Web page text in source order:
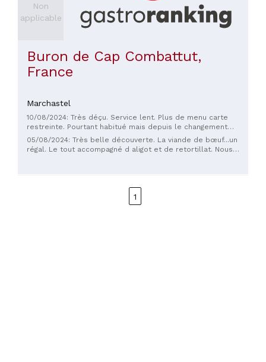
Non
applicable
Buron de Cap Combattut,
France
Marchastel
10/08/2024: Très déçu. Service lent. Plus de menu carte
restreinte. Pourtant habitué mais depuis le changement
d'équipe aller vers un autre buron.
05/08/2024: Très belle découverte. La viande de bœuf...un
régal. Le tout accompagné d aligot et de retortillat. Nous
cocktails (southbeach) à tester sans faute. Accueil
sympathique et personnel souriant malgré le rush de la
1